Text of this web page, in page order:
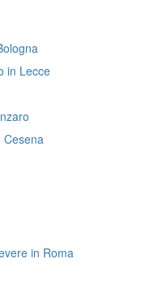
in Lecce
Cesena
in Roma